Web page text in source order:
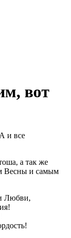
вот
и все
а так же
Весны и самым
Любви,